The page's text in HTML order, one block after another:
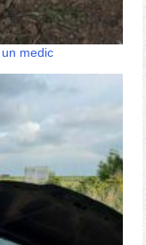
medic